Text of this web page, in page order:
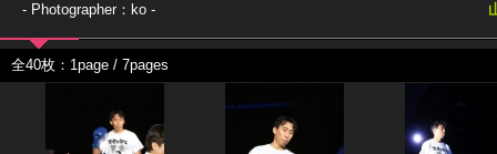
- Photographer：ko -
全40枚：1page / 7pages